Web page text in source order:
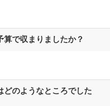
で収まりましたか？
どのようなところでした